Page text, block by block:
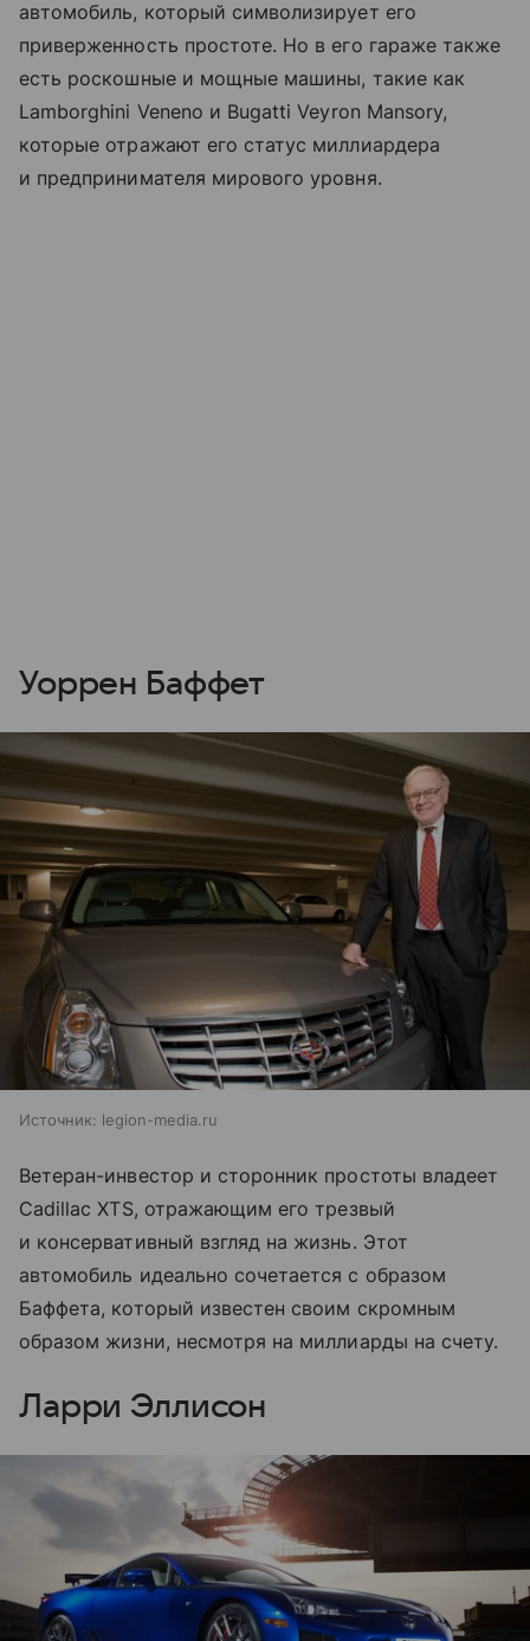
автомобиль, который символизирует его
приверженность простоте. Но в его гараже также
есть роскошные и мощные машины, такие как
Lamborghini Veneno и Bugatti Veyron Mansory,
которые отражают его статус миллиардера
и предпринимателя мирового уровня.
Уоррен Баффет
Источник: legion-media.ru
Ветеран-инвестор и сторонник простоты владеет
Cadillac XTS, отражающим его трезвый
и консервативный взгляд на жизнь. Этот
автомобиль идеально сочетается с образом
Баффета, который известен своим скромным
образом жизни, несмотря на миллиарды на счету.
Ларри Эллисон